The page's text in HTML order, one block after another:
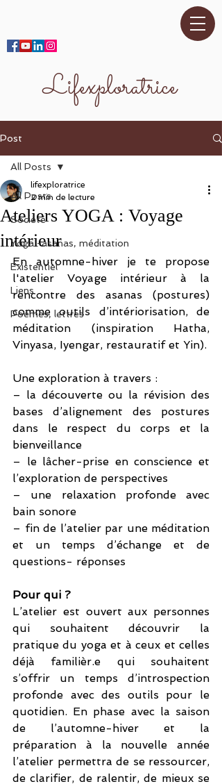
Lifexploratrice
Post
All Posts
Société
Yoga -asanas, méditation
Existentiel
Liens
Poèmes, lettres
All Posts
Ateliers YOGA : Voyage
intérieur
lifexploratrice
2 min de lecture
En automne-hiver je te propose
l'atelier Voyage intérieur à la
rencontre des asanas (postures)
comme outils d’intériorisation, de
méditation (inspiration Hatha,
Une exploration à travers :
– la découverte ou la révision des
bases d’alignement des postures
dans le respect du corps et la
bienveillance
– le lâcher-prise en conscience et
l’exploration de perspectives
– une relaxation profonde avec
bain sonore
– fin de l’atelier par une méditation
et un temps d’échange et de
questions- réponses
Pour qui ?
L’atelier est ouvert aux personnes
qui souhaitent découvrir la
pratique du yoga et à ceux et celles
déjà familièr.e qui souhaitent
s’offrir un temps d’introspection
profonde avec des outils pour le
quotidien. En phase avec la saison
de l’automne-hiver et la
préparation à la nouvelle année
l’atelier permettra de se ressourcer,
de clarifier, de ralentir, de mieux se